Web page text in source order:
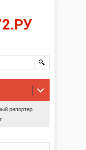
репортер